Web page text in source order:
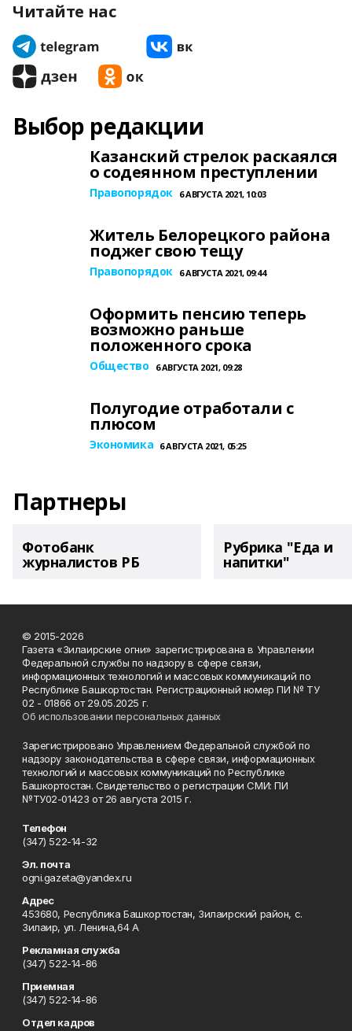
Читайте нас
Выбор редакции
Казанский стрелок раскаялся
о содеянном преступлении
Правопорядок 6 АВГУСТА 2021, 10:03
Житель Белорецкого района
поджег свою тещу
Правопорядок 6 АВГУСТА 2021, 09:44
Оформить пенсию теперь
возможно раньше
положенного срока
Общество 6 АВГУСТА 2021, 09:28
Полугодие отработали с
плюсом
Экономика 6 АВГУСТА 2021, 05:25
Партнеры
Фотобанк
журналистов РБ
Рубрика "Еда и
напитки"
© 2015-2026
Газета «Зилаирские огни» зарегистрирована в Управлении
Федеральной службы по надзору в сфере связи,
информационных технологий и массовых коммуникаций по
Республике Башкортостан. Регистрационный номер ПИ № ТУ
02 - 01866 от 29.05.2025 г.
Об использовании персональных данных
Зарегистрировано Управлением Федеральной службой по
надзору законодательства в сфере связи, информационных
технологий и массовых коммуникаций по Республике
Башкортостан. Свидетельство о регистрации СМИ: ПИ
№ТУ02-01423 от 26 августа 2015 г.
Телефон
(347) 522-14-32
Эл. почта
ogni.gazeta@yandex.ru
Адрес
453680, Республика Башкортостан, Зилаирский район, с.
Зилаир, ул. Ленина,64 А
Рекламная служба
(347) 522-14-86
Приемная
(347) 522-14-86
Отдел кадров